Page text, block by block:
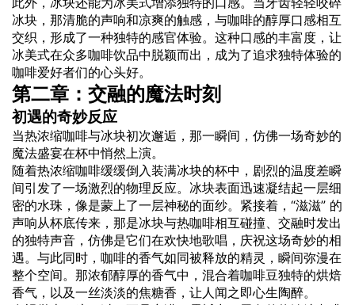
冰块，那清脆的声响和凉爽的触感，与咖啡的醇厚口感相互
交织，形成了一种独特的感官体验。这种口感的丰富度，让
冰美式在众多咖啡饮品中脱颖而出，成为了追求独特体验的
咖啡爱好者们的心头好。
第二章：交融的魔法时刻
初遇的奇妙反应
当热浓缩咖啡与冰块初次邂逅，那一瞬间，仿佛一场奇妙的
魔法盛宴在杯中悄然上演。
随着热浓缩咖啡缓缓倒入装满冰块的杯中，剧烈的温度差瞬
间引发了一场激烈的物理反应。冰块表面迅速凝结起一层细
密的水珠，像是蒙上了一层神秘的面纱。紧接着，“滋滋” 的
声响从杯底传来，那是冰块与热咖啡相互碰撞、交融时发出
的独特声音，仿佛是它们在欢快地歌唱，庆祝这场奇妙的相
遇。与此同时，咖啡的香气如同被释放的精灵，瞬间弥漫在
整个空间。那浓郁醇厚的香气中，混合着咖啡豆独特的烘焙
香气，以及一丝淡淡的焦糖香，让人闻之即心生陶醉。